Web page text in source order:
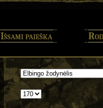
Išsami paieška